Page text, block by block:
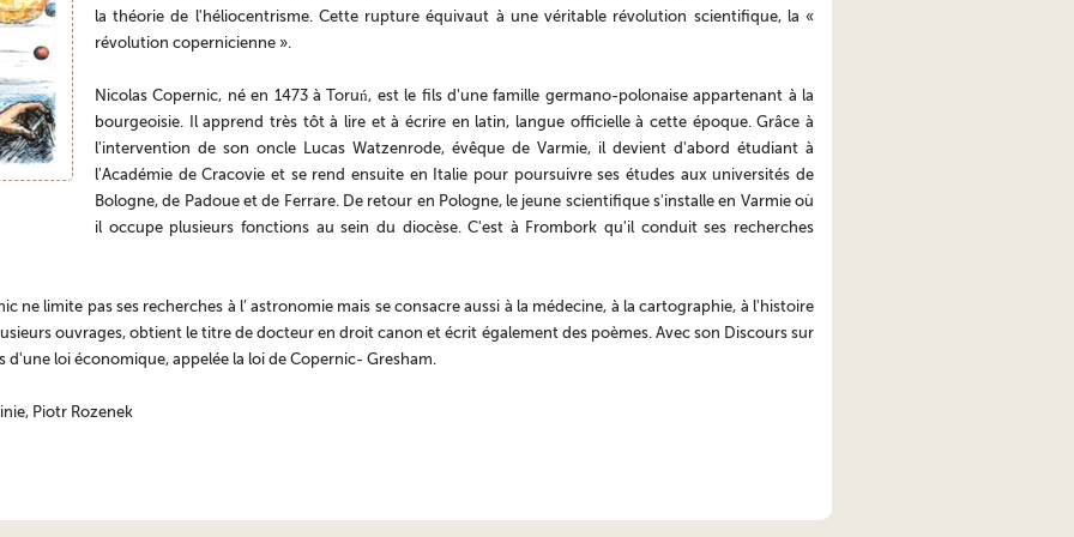
la théorie de l'héliocentrisme. Cette rupture équivaut à une véritable révolution scientifique, la «
révolution copernicienne ».
Nicolas Copernic, né en 1473 à Toruń, est le fils d'une famille germano-polonaise appartenant à la
bourgeoisie. Il apprend très tôt à lire et à écrire en latin, langue officielle à cette époque. Grâce à
l'intervention de son oncle Lucas Watzenrode, évêque de Varmie, il devient d'abord étudiant à
l'Académie de Cracovie et se rend ensuite en Italie pour poursuivre ses études aux universités de
Bologne, de Padoue et de Ferrare. De retour en Pologne, le jeune scientifique s'installe en Varmie où
il occupe plusieurs fonctions au sein du diocèse. C'est à Frombork qu'il conduit ses recherches
ne limite pas ses recherches à l’ astronomie mais se consacre aussi à la médecine, à la cartographie, à l'histoire
ouvrages, obtient le titre de docteur en droit canon et écrit également des poèmes. Avec son Discours sur
d'une loi économique, appelée la loi de Copernic- Gresham.
Piotr Rozenek